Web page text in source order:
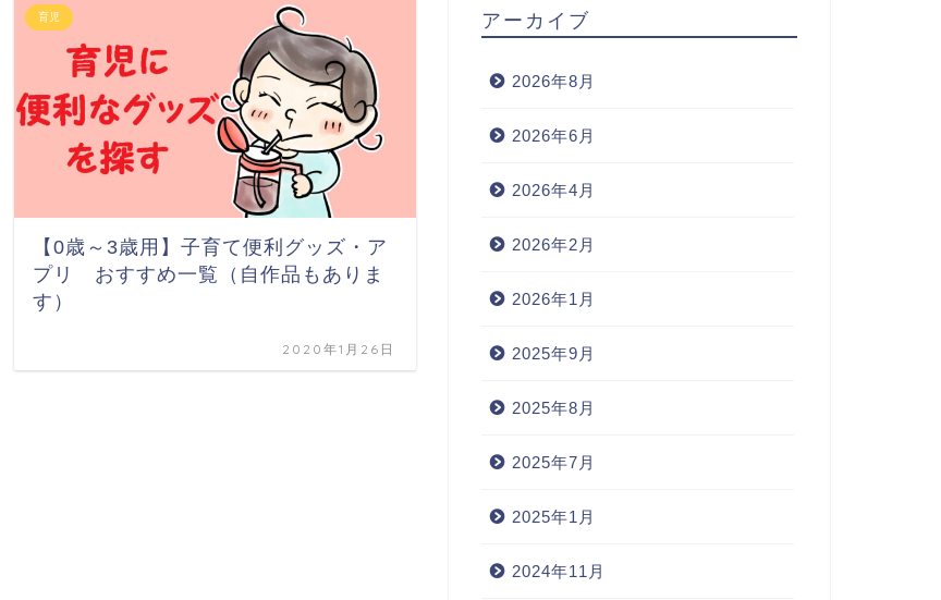
育児
【0歳～3歳用】子育て便利グッズ・ア
プリ おすすめ一覧（自作品もありま
す）
2020年1月26日
アーカイブ
2026年8月
2026年6月
2026年4月
2026年2月
2026年1月
2025年9月
2025年8月
2025年7月
2025年1月
2024年11月